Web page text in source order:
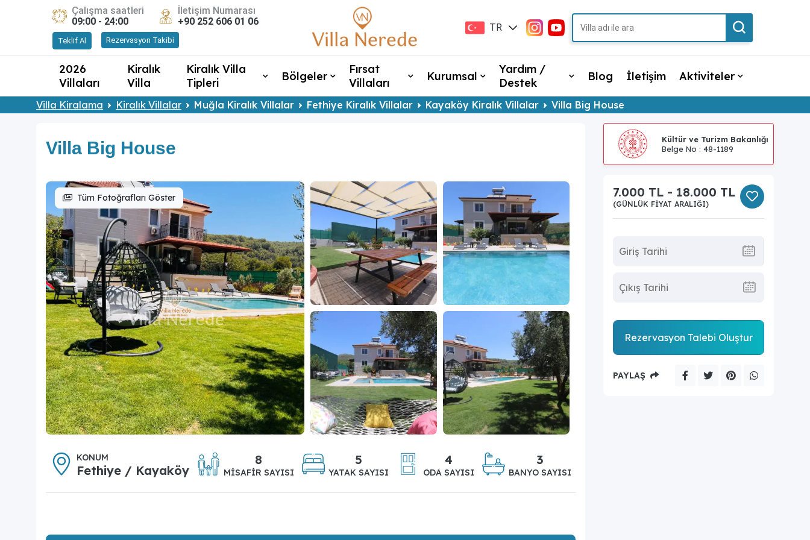
Çalışma saatleri
09:00 - 24:00
İletişim Numarası
+90 252 606 01 06
Teklif Al Rezervasyon Takibi
TR
EN
2026
Villaları
Kiralık
Villa
Kiralık Villa
Tipleri
Bölgeler
Fırsat
Villaları
Kurumsal
Yardım /
Destek
Blog İletişim Aktiviteler
Villa Kiralama Kiralık Villalar Muğla Kiralık Villalar Fethiye Kiralık Villalar Kayaköy Kiralık Villalar Villa Big House
Villa Big House
Tüm Fotoğrafları Göster
KONUM
Fethiye / Kayaköy
8
MISAFIR SAYISI
5
YATAK SAYISI
4
ODA SAYISI
3
BANYO SAYISI
Kültür ve Turizm Bakanlığı
Belge No : 48-1189
7.000 TL - 18.000 TL
(GÜNLÜK FIYAT ARALIĞI)
Rezervasyon Talebi Oluştur
PAYLAŞ